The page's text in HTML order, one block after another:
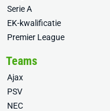
Serie A
EK-kwalificatie
Premier League
Teams
Ajax
PSV
NEC